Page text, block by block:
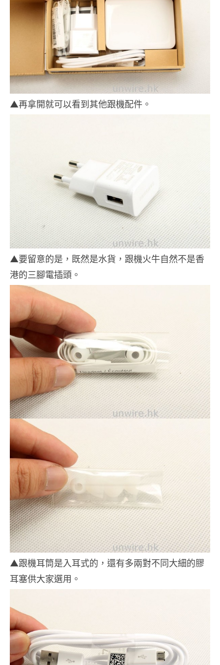
▲再拿開就可以看到其他跟機配件。
▲要留意的是，既然是水貨，跟機火牛自然不是香
港的三腳電插頭。
▲跟機耳筒是入耳式的，還有多兩對不同大細的膠
耳塞供大家選用。